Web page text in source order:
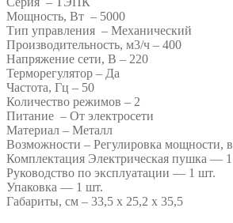
Мощность, Вт – 5000
Тип управления – Механический
Производительность, м3/ч – 400
Напряжение сети, В – 220
Терморегулятор – Да
Частота, Гц – 50
Количество режимов – 2
Питание – От электросети
Материал – Металл
Возможности – Регулировка мощности,
Комплектация Электрическая пушка —
Руководство по эксплуатации — 1 шт.
Упаковка — 1 шт.
Габариты, см – 33,5 х 25,2 х 35,5